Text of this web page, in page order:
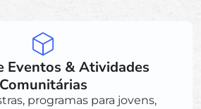
Eventos & Atividades
Comunitárias
programas para jovens,